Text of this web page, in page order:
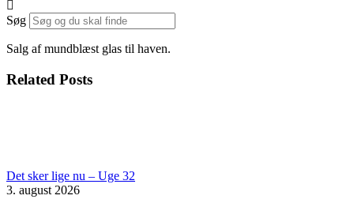
Søg
Salg af mundblæst glas til haven.
Related Posts
Det sker lige nu – Uge 32
3. august 2026